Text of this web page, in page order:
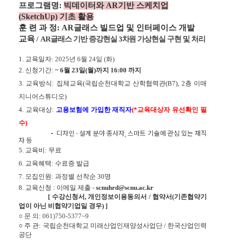
프로그램명: 빅데이터와 AR기반 스케치업
(SketchUp) 기초 활용
훈 련 과 정: AR글래스 빌드업 및 인터페이스 개발
교육 / AR글래스 기반 증강현실 3차원 가상현실 구현 및 처리
1. 교육일자: 2025년 6월 24일 (화)
2. 신청기간: ~ 6월 23일(월)까지 16:00 까지
3.
교육방식 : 집체교육(국립순천대학교 산학협력관(B7), 2층 이매
지니어스튜디오)
4. 교육대상: 고용보험에 가입한 재직자(*교육대상자 유선확인 필
수)
- 디자인 · 설계 분야 종사자, 스마트 기술에 관심 있는 재직
자 등
5. 교육비 : 무료
6. 교육혜택 : 수료증 발급
7. 모집인원 : 과정별 선착순 30명
8. 교육신청 : 이메일 제출 - scnuhrd@scnu.ac.kr
[ 수강신청서, 개인정보이용동의서 / 협약서(기존협약기
업이 아닌 비협약기업일 경우) ]
○ 문 의 : 061)750-5377~9
○ 주 관: 국립순천대학교 미래산업인재양성사업단 / 한국산업인력
공단